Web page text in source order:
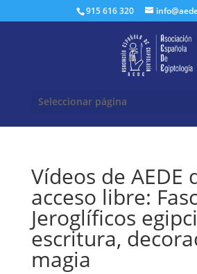
915 616 320
Seleccionar página
Vídeos de AEDE
acceso libre:
Jeroglíficos
escritura,
magia